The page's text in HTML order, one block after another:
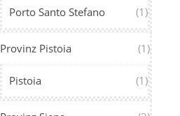
Porto Santo Stefano (1)
Provinz Pistoia (1)
Pistoia (1)